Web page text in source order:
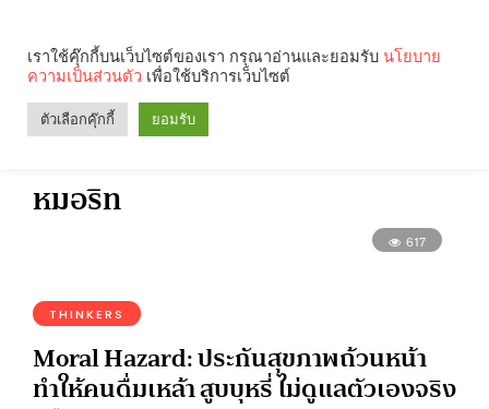
Search
หมอริท
617
THINKERS
Moral Hazard: ประกันสุขภาพถ้วนหน้า
ทำให้คนดื่มเหล้า สูบบุหรี่ ไม่ดูแลตัวเองจริง
เราใช้คุ๊กกี้บนเว็บไซต์ของเรา กรุณาอ่านและยอมรับ นโยบาย
ความเป็นส่วนตัว เพื่อใช้บริการเว็บไซต์
ตัวเลือกคุ๊กกี้ ยอมรับ